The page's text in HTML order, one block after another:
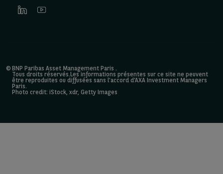
© BNP Paribas Asset Management Paris .
Tous droits réservés.Les informations présentes sur ce site ne peuvent
être reproduites ou diffusées sans l’accord d’AXA Investment Managers
Paris.
Photo credit: iStock, xdr, Getty Images